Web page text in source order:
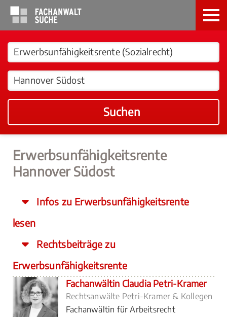
Suchen
Erwerbsunfähigkeitsrente
Hannover Südost
Infos zu Erwerbsunfähigkeitsrente
lesen
Rechtsbeiträge zu
Erwerbsunfähigkeitsrente
Fachanwältin Claudia Petri-Kramer
Rechtsanwälte Petri-Kramer & Kollegen
Fachanwältin für Arbeitsrecht